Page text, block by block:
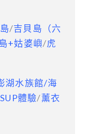
/吉貝島（六
+姑婆嶼/虎
湖水族館/海
SUP體驗/薰衣